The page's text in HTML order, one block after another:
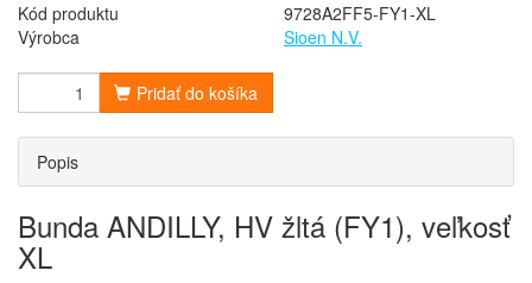
Kód produktu
9728A2FF5-FY1-XL
Výrobca
Sioen N.V.
Pridať do košíka
Popis
Bunda ANDILLY, HV žltá (FY1), veľkosť
XL